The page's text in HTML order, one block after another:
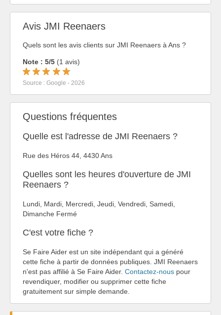
Avis JMI Reenaers
Quels sont les avis clients sur JMI Reenaers à Ans ?
Note : 5/5 (1 avis)
Source : Google - 2026
Questions fréquentes
Quelle est l'adresse de JMI Reenaers ?
Rue des Héros 44, 4430 Ans
Quelles sont les heures d'ouverture de JMI
Reenaers ?
Lundi, Mardi, Mercredi, Jeudi, Vendredi, Samedi,
Dimanche Fermé
C'est votre fiche ?
Se Faire Aider est un site indépendant qui a généré
cette fiche à partir de données publiques. JMI Reenaers
n'est pas affilié à Se Faire Aider. Contactez-nous pour
revendiquer, modifier ou supprimer cette fiche
gratuitement sur simple demande.